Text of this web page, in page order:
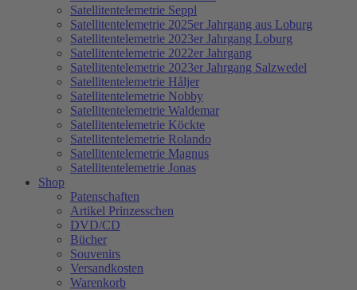
Satellitentelemetrie Seppl
Satellitentelemetrie 2025er Jahrgang aus Loburg
Satellitentelemetrie 2023er Jahrgang Loburg
Satellitentelemetrie 2022er Jahrgang
Satellitentelemetrie 2023er Jahrgang Salzwedel
Satellitentelemetrie Håljer
Satellitentelemetrie Nobby
Satellitentelemetrie Waldemar
Satellitentelemetrie Köckte
Satellitentelemetrie Rolando
Satellitentelemetrie Magnus
Satellitentelemetrie Jonas
Shop
Patenschaften
Artikel Prinzesschen
DVD/CD
Bücher
Souvenirs
Versandkosten
Warenkorb